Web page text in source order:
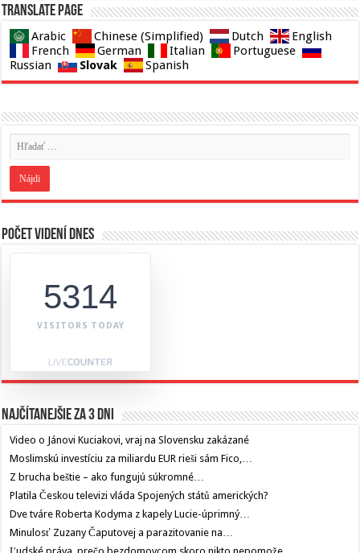
Translate page
Arabic Chinese (Simplified) Dutch
English
French
German Italian
Portuguese
Russian
Slovak Spanish
Počet videní dnes
5314
VISITORS TODAY
Najčítanejšie za 3 dni
Video o Jánovi Kuciakovi, vraj na Slovensku zakázané
Moslimskú investíciu za miliardu EUR rieši sám Fico,…
Z brucha beštie – ako fungujú súkromné…
Platila Českou televizi vláda Spojených států amerických?
Dve tváre Roberta Kodyma z kapely Lucie-úprimný…
Minulosť Zuzany Čaputovej a parazitovanie na…